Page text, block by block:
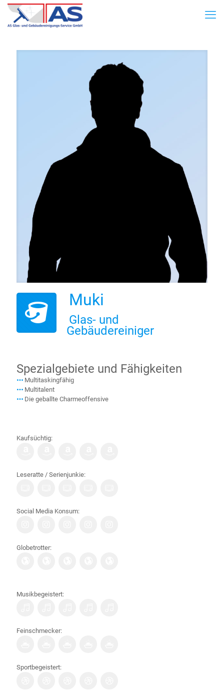
Muki
Glas- und
Gebäudereiniger
Spezialgebiete und Fähigkeiten
Multitaskingfähig
Multitalent
Die geballte Charmeoffensive
Kaufsüchtig:
Leseratte / Serienjunkie:
Social Media Konsum:
Globetrotter:
Musikbegeistert:
Feinschmecker:
Sportbegeistert: